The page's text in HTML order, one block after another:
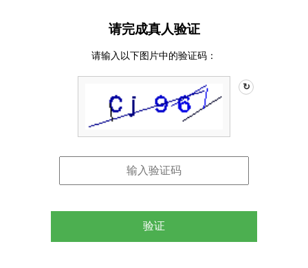
请完成真人验证
请输入以下图片中的验证码：
↻
验证